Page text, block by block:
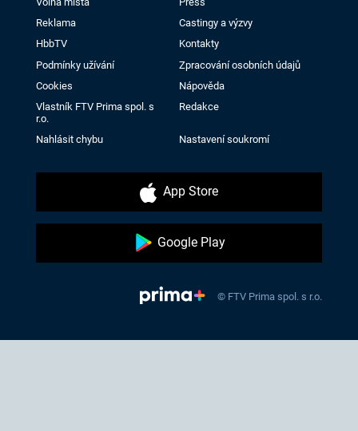
Reklama
Castingy a výzvy
HbbTV
Kontakty
Podmínky užívání
Zpracování osobních údajů
Cookies
Nápověda
Vlastník FTV Prima spol. s
r.o.
Redakce
Nahlásit chybu Nastavení soukromí
App Store
Google Play
© FTV Prima spol. s r.o.